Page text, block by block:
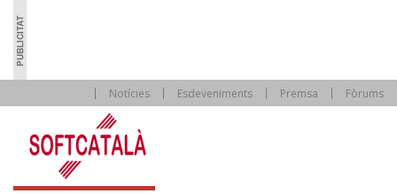
Notícies Esdeveniments Premsa Fòrums